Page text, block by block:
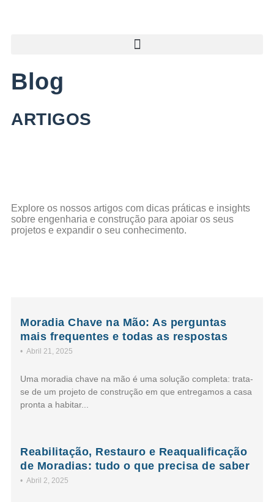
Blog
ARTIGOS
Explore os nossos artigos com dicas práticas e insights
sobre engenharia e construção para apoiar os seus
projetos e expandir o seu conhecimento.
Moradia Chave na Mão: As perguntas
mais frequentes e todas as respostas
• Abril 21, 2025
Uma moradia chave na mão é uma solução completa: trata-
se de um projeto de construção em que entregamos a casa
pronta a habitar...
Reabilitação, Restauro e Reaqualificação
de Moradias: tudo o que precisa de saber
• Abril 2, 2025